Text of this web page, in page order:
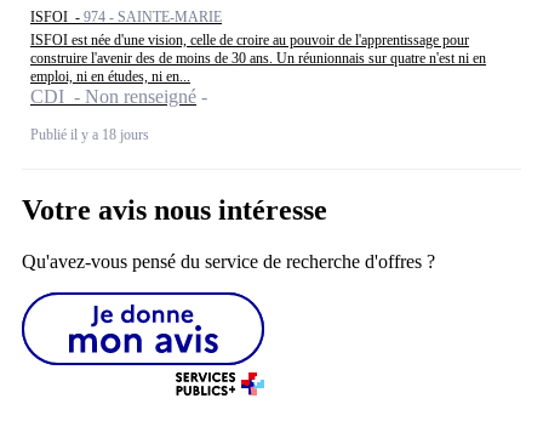
ISFOI - 974 - SAINTE-MARIE
ISFOI est née d'une vision, celle de croire au pouvoir de l'apprentissage pour
construire l'avenir des de moins de 30 ans. Un réunionnais sur quatre n'est ni en
emploi, ni en études, ni en...
CDI - Non renseigné
Publié il y a 18 jours
Votre avis nous intéresse
Qu'avez-vous pensé du service de recherche d'offres ?